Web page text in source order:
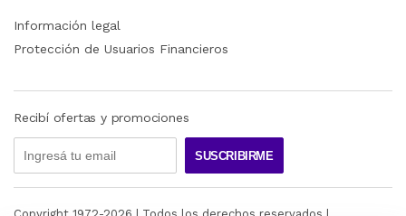
Información legal
Protección de Usuarios Financieros
Recibí ofertas y promociones
SUSCRIBIRME